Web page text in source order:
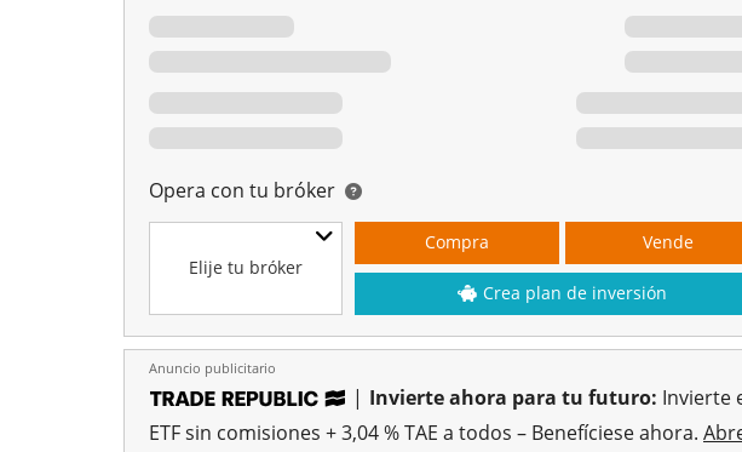
Opera con tu bróker
Elije tu bróker
Compra Vende
Crea plan de inversión
Anuncio publicitario
| Invierte ahora para tu futuro: Invierte
ETF sin comisiones + 3,04 % TAE a todos – Benefíciese ahora.